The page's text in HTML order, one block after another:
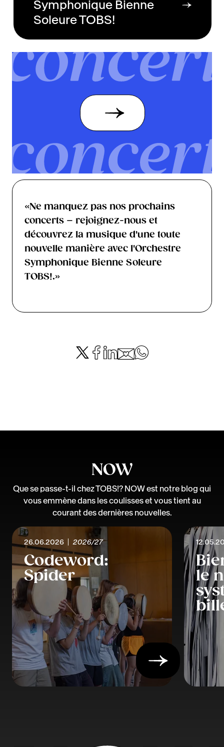
Symphonique Bienne
Soleure TOBS!
«Ne manquez pas nos prochains
concerts – rejoignez-nous et
découvrez la musique d'une toute
nouvelle manière avec l'Orchestre
Symphonique Bienne Soleure
TOBS!.»
NOW
Que se passe-t-il chez TOBS!? NOW est notre blog qui
vous emmène dans les coulisses et vous tient au
courant des dernières nouvelles.
26.06.2026 2026/27
Codeword:
Spider
le